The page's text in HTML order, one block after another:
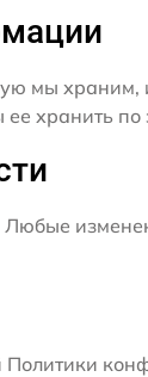
мы храним,
хранить по